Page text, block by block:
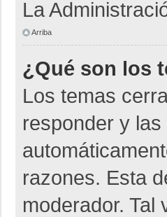
La
Arriba
¿Qué son los
Los temas
responder y
razones. Esta
moderador.